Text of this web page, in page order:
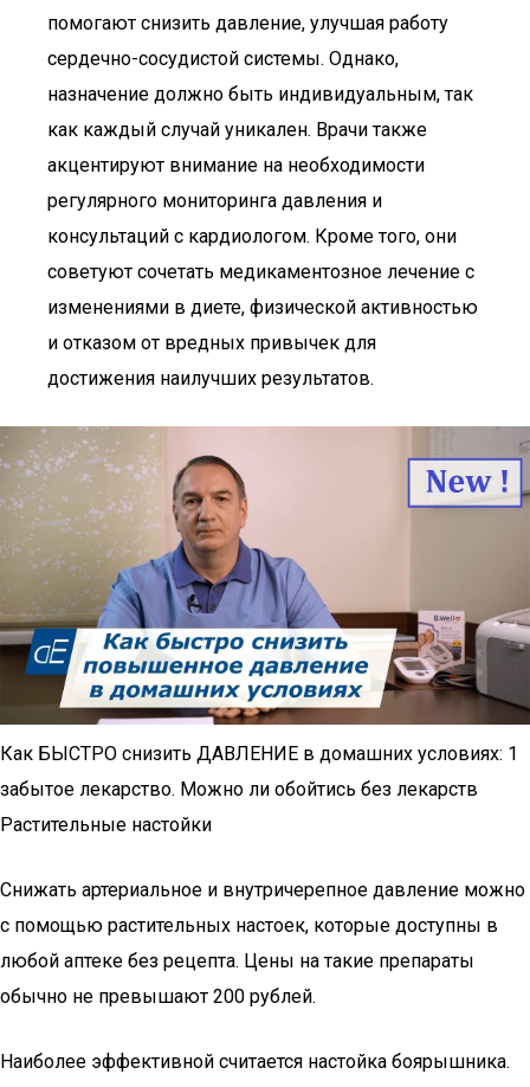
помогают снизить давление, улучшая работу
сердечно-сосудистой системы. Однако,
назначение должно быть индивидуальным, так
как каждый случай уникален. Врачи также
акцентируют внимание на необходимости
регулярного мониторинга давления и
консультаций с кардиологом. Кроме того, они
советуют сочетать медикаментозное лечение с
изменениями в диете, физической активностью
и отказом от вредных привычек для
достижения наилучших результатов.
Как БЫСТРО снизить ДАВЛЕНИЕ в домашних условиях: 1
забытое лекарство. Можно ли обойтись без лекарств
Растительные настойки
Снижать артериальное и внутричерепное давление можно
с помощью растительных настоек, которые доступны в
любой аптеке без рецепта. Цены на такие препараты
обычно не превышают 200 рублей.
Наиболее эффективной считается настойка боярышника.